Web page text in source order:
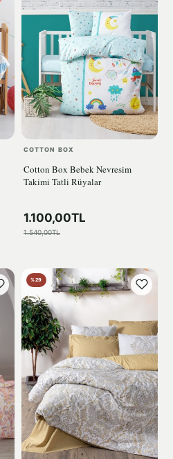
COTTON BOX
Cotton Box Bebek Nevresim
Takimi Tatli Rüyalar
1.100,00TL
1.540,00TL
%29